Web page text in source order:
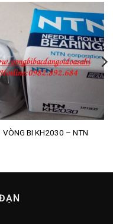
VÒNG BI KH2030 – NTN